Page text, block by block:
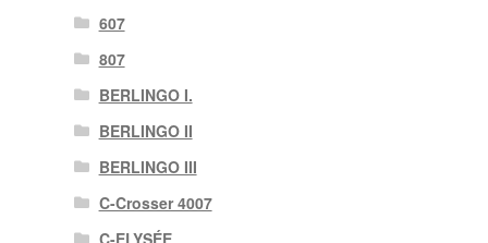
607
807
BERLINGO I.
BERLINGO II
BERLINGO III
C-Crosser 4007